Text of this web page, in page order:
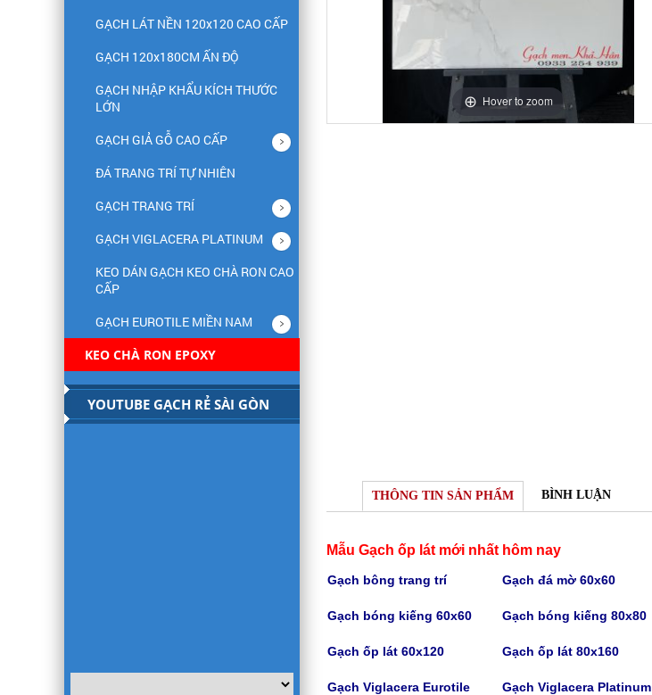
Hover to zoom
THÔNG TIN SẢN PHẨM BÌNH LUẬN
Mẫu Gạch ốp lát mới nhất hôm nay
Gạch bông trang trí Gạch đá mờ 60x60
Gạch bóng kiếng 60x60 Gạch bóng kiếng 80x80
Gạch ốp lát 60x120 Gạch ốp lát 80x160
Gạch Viglacera Eurotile Gạch Viglacera Platinum
GẠCH LÁT NỀN 120x120 CAO CẤP
GẠCH 120x180CM ẤN ĐỘ
GẠCH NHẬP KHẨU KÍCH THƯỚC
LỚN
GẠCH GIẢ GỖ CAO CẤP
ĐÁ TRANG TRÍ TỰ NHIÊN
GẠCH TRANG TRÍ
GẠCH VIGLACERA PLATINUM
KEO DÁN GẠCH KEO CHÀ RON CAO
CẤP
GẠCH EUROTILE MIỀN NAM
KEO CHÀ RON EPOXY
YOUTUBE GẠCH RẺ SÀI GÒN